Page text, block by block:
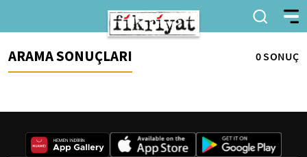
ARAMA SONUÇLARI 0 SONUÇ